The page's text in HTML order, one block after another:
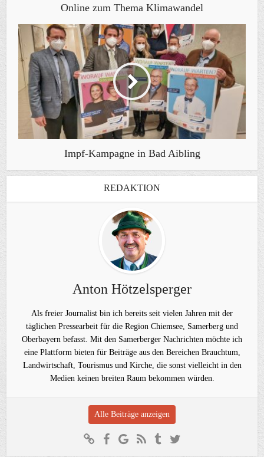
Online zum Thema Klimawandel
Impf-Kampagne in Bad Aibling
REDAKTION
Anton Hötzelsperger
Als freier Journalist bin ich bereits seit vielen Jahren mit der
täglichen Pressearbeit für die Region Chiemsee, Samerberg und
Oberbayern befasst. Mit den Samerberger Nachrichten möchte ich
eine Plattform bieten für Beiträge aus den Bereichen Brauchtum,
Landwirtschaft, Tourismus und Kirche, die sonst vielleicht in den
Medien keinen breiten Raum bekommen würden.
Alle Beiträge anzeigen